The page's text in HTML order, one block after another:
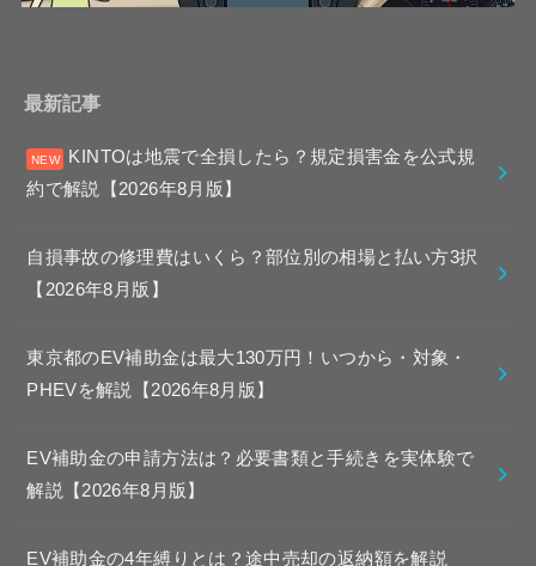
最新記事
KINTOは地震で全損したら？規定損害金を公式規
約で解説【2026年8月版】
自損事故の修理費はいくら？部位別の相場と払い方3択
【2026年8月版】
東京都のEV補助金は最大130万円！いつから・対象・
PHEVを解説【2026年8月版】
EV補助金の申請方法は？必要書類と手続きを実体験で
解説【2026年8月版】
EV補助金の4年縛りとは？途中売却の返納額を解説